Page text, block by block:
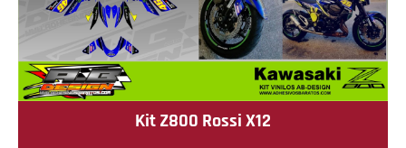
Kit Z800 Rossi X12